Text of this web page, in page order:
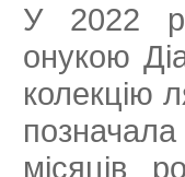
У 2022
онукою
колекцію
місяців